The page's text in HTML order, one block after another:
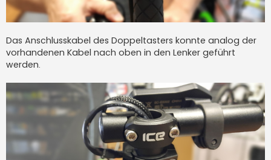
Das Anschlusskabel des Doppeltasters konnte analog der
vorhandenen Kabel nach oben in den Lenker geführt
werden.